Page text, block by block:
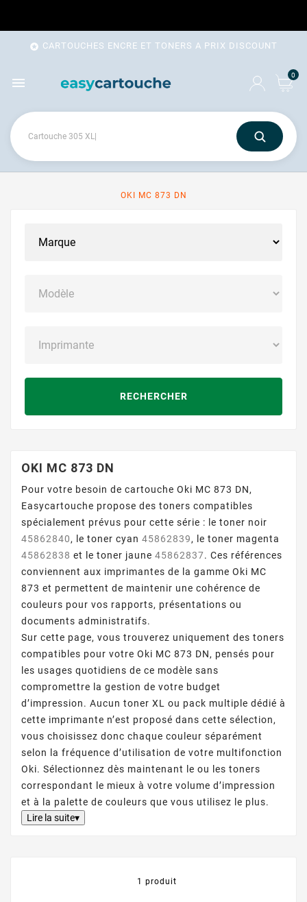
 CARTOUCHES ENCRE ET TONERS A PRIX DISCOUNT
 0
OKI MC 873 DN
RECHERCHER
OKI MC 873 DN
Pour votre besoin de cartouche Oki MC 873 DN,
Easycartouche propose des toners compatibles
spécialement prévus pour cette série : le toner noir
45862840, le toner cyan 45862839, le toner magenta
45862838 et le toner jaune 45862837. Ces références
conviennent aux imprimantes de la gamme Oki MC
873 et permettent de maintenir une cohérence de
couleurs pour vos rapports, présentations ou
documents administratifs.
Sur cette page, vous trouverez uniquement des toners
compatibles pour votre Oki MC 873 DN, pensés pour
les usages quotidiens de ce modèle sans
compromettre la gestion de votre budget
d’impression. Aucun toner XL ou pack multiple dédié à
cette imprimante n’est proposé dans cette sélection,
vous choisissez donc chaque couleur séparément
selon la fréquence d’utilisation de votre multifonction
Oki. Sélectionnez dès maintenant le ou les toners
correspondant le mieux à votre volume d’impression
et à la palette de couleurs que vous utilisez le plus.
Lire la suite▾
1 produit